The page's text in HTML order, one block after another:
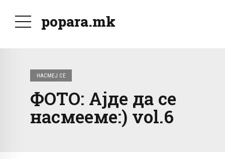
popara.mk
НАСМЕЈ СЕ
ФОТО: Aјде да се
насмееме:) vol.6